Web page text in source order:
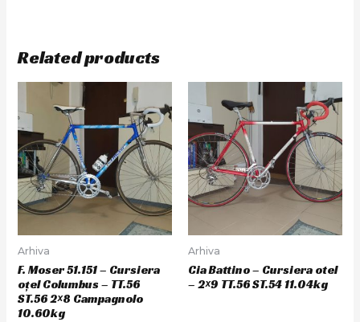
Related products
Arhiva
F. Moser 51.151 – Cursiera
oțel Columbus – TT.56
ST.56 2×8 Campagnolo
10.60kg
Arhiva
Cia Battino – Cursiera otel
– 2×9 TT.56 ST.54 11.04kg